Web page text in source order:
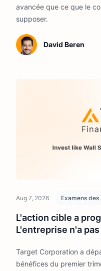
avancée que ce que le
supposer.
David Beren
Aug 7, 2026 Examens des
L'action cible a
L'entreprise n'a
Target Corporation a
bénéfices du premier